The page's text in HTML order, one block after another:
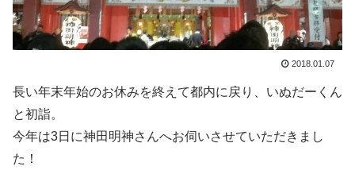
2018.01.07
長い年末年始のお休みを終えて都内に戻り、いぬだーくん
と初詣。
今年は3日に神田明神さんへお伺いさせていただきまし
た！